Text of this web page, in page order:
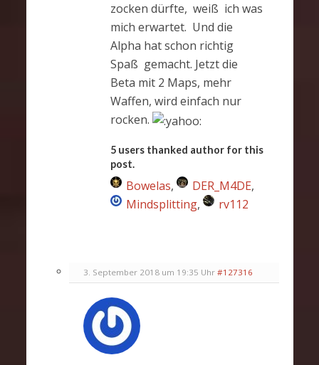
zocken dürfte, weiß ich was
mich erwartet. Und die
Alpha hat schon richtig
Spaß gemacht. Jetzt die
Beta mit 2 Maps, mehr
Waffen, wird einfach nur
rocken.
5 users thanked author for this
post.
Bowelas, DER_M4DE,
Mindsplitting, rv112
3. September 2018 um 19:35 Uhr #127316